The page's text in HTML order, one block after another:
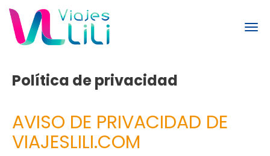
Política de privacidad
AVISO DE PRIVACIDAD DE
VIAJESLILI.COM